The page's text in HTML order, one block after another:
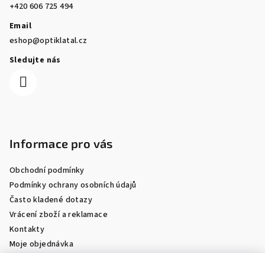
+420 606 725 494
Email
eshop@optiklatal.cz
Sledujte nás
Informace pro vás
Obchodní podmínky
Podmínky ochrany osobních údajů
Často kladené dotazy
Vrácení zboží a reklamace
Kontakty
Moje objednávka